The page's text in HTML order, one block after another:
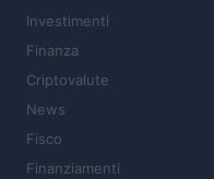
Investimenti
Finanza
Criptovalute
News
Fisco
Finanziamenti